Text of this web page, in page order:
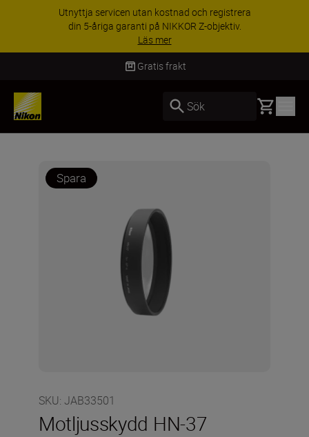
Utnyttja servicen utan kostnad och registrera
din 5-åriga garanti på NIKKOR Z-objektiv.
Läs mer
Gratis frakt
Sök Basket
Spara
SKU: JAB33501
Motljusskydd HN-37